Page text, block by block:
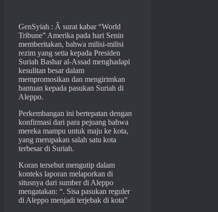
GenSyiah : Â surat kabar “World
Tribune” Amerika pada hari Senin
memberitakan, bahwa milisi-milisi
rezim yang setia kepada Presiden
Suriah Bashar al-Assad menghadapi
kesulitan besar dalam
mempromosikan dan mengirimkan
bantuan kepada pasukan Suriah di
Aleppo.
Perkembangan ini bertepatan dengan
konfirmasi dari para pejuang bahwa
mereka mampu untuk maju ke kota,
yang merupakan salah satu kota
terbesar di Suriah.
Koran tersebut mengutip dalam
konteks laporan melaporkan di
situsnya dari sumber di Aleppo
mengatakan: “. Sisa pasukan reguler
di Aleppo menjadi terjebak di kota”